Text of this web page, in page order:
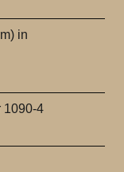
in
1090-4